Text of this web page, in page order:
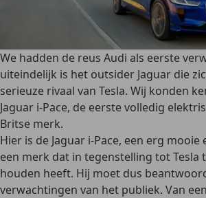
We hadden de reus Audi als eerste
uiteindelijk is het outsider Jaguar die
serieuze rivaal van Tesla. Wij konden
Jaguar i-Pace, de eerste volledig
Britse merk.
Hier is de Jaguar i-Pace, een erg
een merk dat in tegenstelling tot Tesla
houden heeft. Hij moet dus
verwachtingen van het publiek. Van